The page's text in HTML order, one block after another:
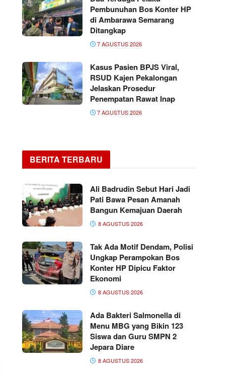
Pembunuhan Bos Konter HP
di Ambarawa Semarang
Ditangkap
7 AGUSTUS 2026
Kasus Pasien BPJS Viral,
RSUD Kajen Pekalongan
Jelaskan Prosedur
Penempatan Rawat Inap
7 AGUSTUS 2026
BERITA TERBARU
Ali Badrudin Sebut Hari Jadi
Pati Bawa Pesan Amanah
Bangun Kemajuan Daerah
8 AGUSTUS 2026
Tak Ada Motif Dendam, Polisi
Ungkap Perampokan Bos
Konter HP Dipicu Faktor
Ekonomi
8 AGUSTUS 2026
Ada Bakteri Salmonella di
Menu MBG yang Bikin 123
Siswa dan Guru SMPN 2
Jepara Diare
8 AGUSTUS 2026